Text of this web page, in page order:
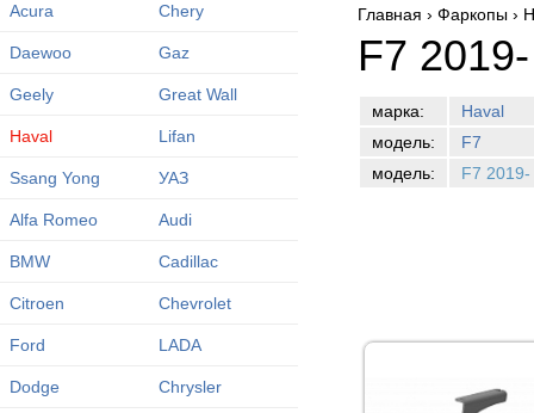
Acura Chery
Daewoo Gaz
Geely Great Wall
Haval Lifan
Ssang Yong УАЗ
Alfa Romeo Audi
BMW Cadillac
Citroen Chevrolet
Ford LADA
Dodge Chrysler
Вы здесь
Главная › Фаркопы ›
F7 2019-
марка:
Haval
модель:
F7
модель:
F7 2019-